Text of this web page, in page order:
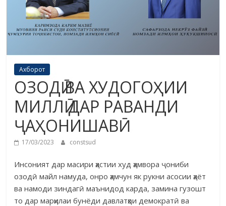
Ахборот
ОЗОДӢ ВА ХУДОГОҲИИ
МИЛЛӢ ДАР РАВАНДИ
ҶАҲОНИШАВӢ
17/03/2023 constsud
Инсоният дар масири ҳастии худ ҳамвора ҷониби
озодӣ майл намуда, онро ҳамчун як рукни асосии ҳаёт
ва намоди зиндагӣ маънидод карда, замина гузошт
то дар марҳилаи бунёди давлатҳои демократӣ ва